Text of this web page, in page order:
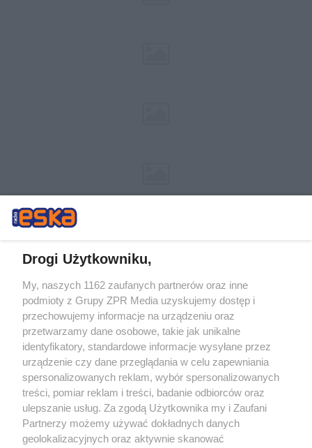
Żaden utwór zamieszczony w serwisie nie może być powielany i
rozpowszechniany lub dalej rozpowszechniany w jakikolwiek sposób (w
tym także elektroniczny lub mechaniczny) na jakimkolwiek polu
eksploatacji w jakiejkolwiek formie, włącznie z umieszczaniem w
Internecie bez pisemnej zgody właściciela praw. Jakiekolwiek użycie lub
wykorzystanie utworów w całości lub w części z naruszeniem prawa,
tzn. bez właściwej zgody, jest zabronione pod groźbą kary i może być
ścigane prawnie.
Drogi Użytkowniku,
My, naszych 1162 zaufanych partnerów oraz inne
podmioty z Grupy ZPR Media uzyskujemy dostęp i
przechowujemy informacje na urządzeniu oraz
przetwarzamy dane osobowe, takie jak unikalne
identyfikatory, standardowe informacje wysyłane przez
urządzenie czy dane przeglądania w celu zapewniania
spersonalizowanych reklam, wybór spersonalizowanych
treści, pomiar reklam i treści, badanie odbiorców oraz
ulepszanie usług. Za zgodą Użytkownika my i Zaufani
Partnerzy możemy używać dokładnych danych
geolokalizacyjnych oraz aktywnie skanować